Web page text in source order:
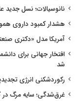
نانوسیالات؛ نسل جدید
هشدار کمبود داروی
آمریکا مدل «دکتری
افتخار جهانی برای
شد
رکوردشکنی انرژی تجدیدپذیر با ۵۸۰۰
غرق‌شدگی؛ سایه مرگ در